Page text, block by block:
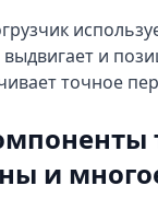
и
точное
и